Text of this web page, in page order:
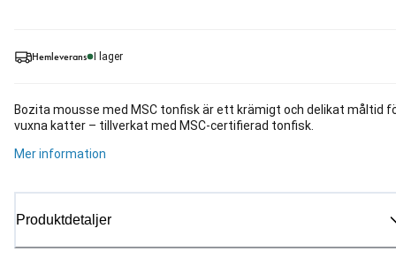
Hemleverans I lager
Bozita mousse med MSC tonfisk är ett krämigt och delikat måltid
vuxna katter – tillverkat med MSC-certifierad tonfisk.
Mer information
Produktdetaljer